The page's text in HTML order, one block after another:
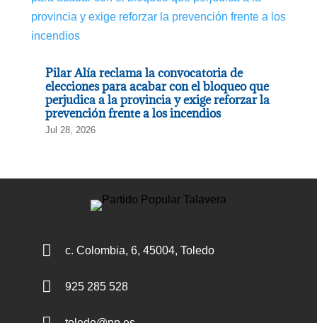
Pilar Alía reclama la convocatoria de
elecciones para acabar con el bloqueo que
perjudica a la provincia y exige reforzar la
prevención frente a los incendios
Jul 28, 2026
 c. Colombia, 6, 45004, Toledo
 925 285 528